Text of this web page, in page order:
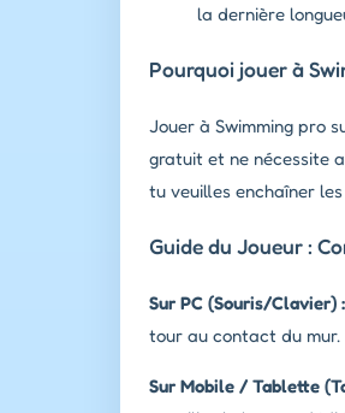
la dernière
Pourquoi jouer à
Jouer à Swimming pro
gratuit et ne nécessite
tu veuilles enchaîner
Guide du Joueur :
Sur PC (Souris/Clavier) :
tour au contact du mur.
Sur Mobile / Tablette